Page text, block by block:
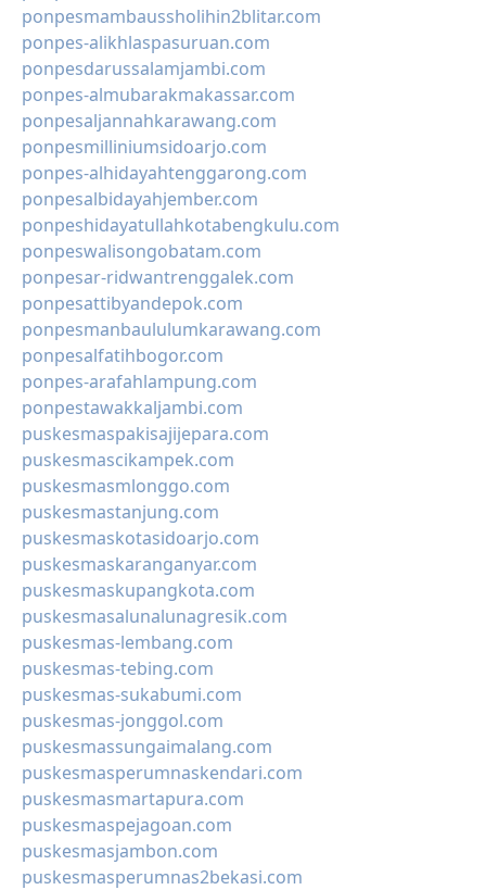
ponpesmambaussholihin2blitar.com
ponpes-alikhlaspasuruan.com
ponpesdarussalamjambi.com
ponpes-almubarakmakassar.com
ponpesaljannahkarawang.com
ponpesmilliniumsidoarjo.com
ponpes-alhidayahtenggarong.com
ponpesalbidayahjember.com
ponpeshidayatullahkotabengkulu.com
ponpeswalisongobatam.com
ponpesar-ridwantrenggalek.com
ponpesattibyandepok.com
ponpesmanbaululumkarawang.com
ponpesalfatihbogor.com
ponpes-arafahlampung.com
ponpestawakkaljambi.com
puskesmaspakisajijepara.com
puskesmascikampek.com
puskesmasmlonggo.com
puskesmastanjung.com
puskesmaskotasidoarjo.com
puskesmaskaranganyar.com
puskesmaskupangkota.com
puskesmasalunalunagresik.com
puskesmas-lembang.com
puskesmas-tebing.com
puskesmas-sukabumi.com
puskesmas-jonggol.com
puskesmassungaimalang.com
puskesmasperumnaskendari.com
puskesmasmartapura.com
puskesmaspejagoan.com
puskesmasjambon.com
puskesmasperumnas2bekasi.com